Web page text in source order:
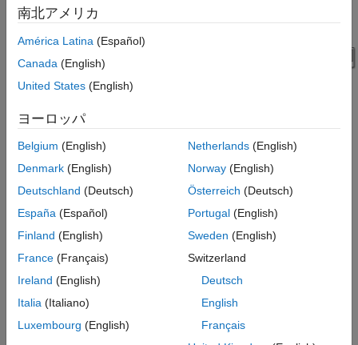
using the optional input port.
1. Run the simulation. The From Multimedia File block sends a
stereo audio stream to the Octave Filter block. The center
frequency of the Octave Filter block can be tuned using the
manual switches routed into the optional input port. The filtered
filtered audio and unfiltered audio are sent to a Spectrum
Analyzer block for visualization.
routing constant values. The constant value routed from the left
南北アメリカ
América Latina (Español)
Canada (English)
United States (English)
ヨーロッパ
Belgium (English)
Denmark (English)
Deutschland (Deutsch)
España (Español)
Finland (English)
France (Français)
Ireland (English)
Italia (Italiano)
Luxembourg (English)
Netherlands(English)
Norway(English)
Österreich (Deutsch)
Portugal(English)
Sweden (English)
Switzerland
Deutsch
English
Français